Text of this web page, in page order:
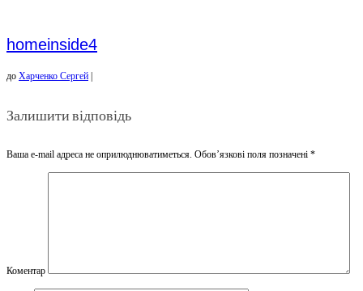
homeinside4
до Харченко Сергей
Залишити відповідь
Ваша e-mail адреса не оприлюднюватиметься. Обов’язкові поля позначені *
Коментар